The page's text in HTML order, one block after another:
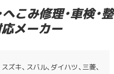
こみ修理・車検・整
応メーカー
ズキ、スバル、ダイハツ、三菱、